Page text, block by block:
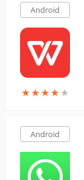
Android
★★★★ ★
★★★★ ★
Android